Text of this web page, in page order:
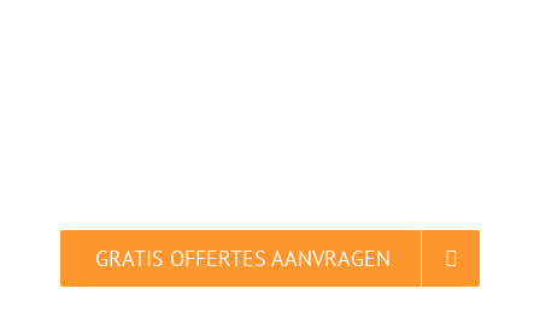
GRATIS OFFERTES AANVRAGEN